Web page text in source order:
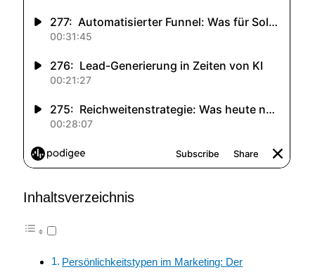
Inhaltsverzeichnis
Persönlichkeitstypen im Marketing: Der